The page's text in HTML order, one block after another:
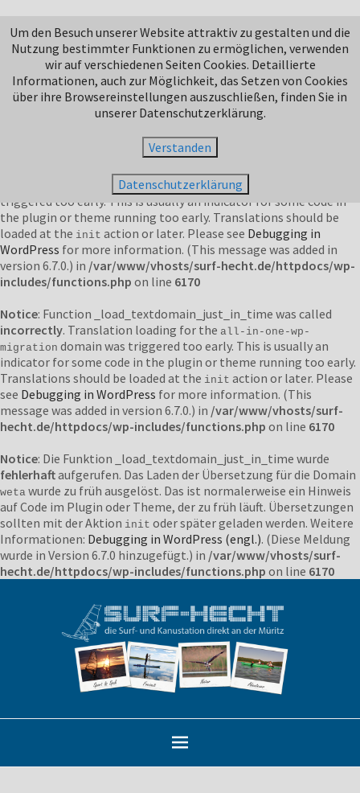
Notice : Function _load_textdomain_just_in_time was called
incorrectly. Translation loading for the jetpackdomain was
triggered too early. This is usually an indicator for some code in
the plugin or theme running too early. Translations should be
loaded at the init action or later. Please seeDebugging in
WordPressfor more information. (This message was added in
/var/www/vhosts/surf-hecht.de/httpdocs/wp-
on line6170
. Translation loading for theduplicator
triggered too early. This is usually an indicator for some code in
the plugin or theme running too early. Translations should be
loaded at the init action or later. Please see Debugging in
WordPress for more information. (This message was added in
version 6.7.0.) in /var/www/vhosts/surf-hecht.de/httpdocs/wp-
includes/functions.php on line 6170
Notice: Function _load_textdomain_just_in_time was called
incorrectly. Translation loading for the all-in-one-wp-
migration domain was triggered too early. This is usually an
indicator for some code in the plugin or theme running too early.
Translations should be loaded at the init action or later. Please
see Debugging in WordPress for more information. (This
message was added in version 6.7.0.) in /var/www/vhosts/surf-
hecht.de/httpdocs/wp-includes/functions.php on line 6170
Notice: Die Funktion _load_textdomain_just_in_time wurde
fehlerhaftaufgerufen. Das Laden der Übersetzung für die Domain
weta wurde zu früh ausgelöst. Das ist normalerweise ein Hinweis
auf Code im Plugin oder Theme, der zu früh läuft. Übersetzungen
sollten mit der Aktion init oder später geladen werden. Weitere
Informationen: Debugging in WordPress (engl.). (Diese Meldung
wurde in Version 6.7.0 hinzugefügt.) in /var/www/vhosts/surf-
hecht.de/httpdocs/wp-includes/functions.php on line 6170
Um den Besuch unserer Website attraktiv zu gestalten und die
Nutzung bestimmter Funktionen zu ermöglichen, verwenden
wir auf verschiedenen Seiten Cookies. Detaillierte
Informationen, auch zur Möglichkeit, das Setzen von Cookies
über ihre Browsereinstellungen auszuschließen, finden Sie in
unserer Datenschutzerklärung.
Verstanden
Datenschutzerklärung